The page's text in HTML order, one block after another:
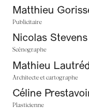
Matthieu
Publicitaire
Nicolas Stevens
Scénographe
Mathieu
Architecte et cartographe
Céline
Plasticienne